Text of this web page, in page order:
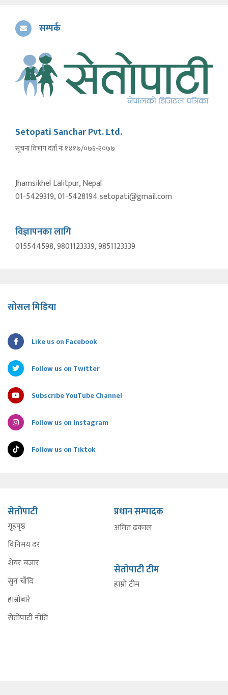
सम्पर्क
Setopati Sanchar Pvt. Ltd.
सूचना विभाग दर्ता नंः १४१७/०७६-२०७७
Jhamsikhel Lalitpur, Nepal
01-5429319, 01-5428194 setopati@gmail.com
विज्ञापनका लागि
015544598, 9801123339, 9851123339
सोसल मिडिया
Like us on Facebook
Follow us on Twitter
Subscribe YouTube Channel
Follow us on Instagram
Follow us on Tiktok
सेतोपाटी
गृहपृष्ठ
विनिमय दर
शेयर बजार
सुन चाँदि
हाम्रोबारे
सेतोपाटी नीति
प्रधान सम्पादक
अमित ढकाल
सेतोपाटी टीम
हाम्रो टीम